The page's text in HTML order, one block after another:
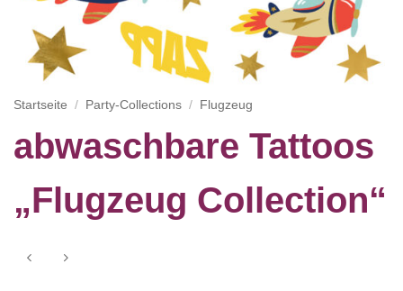
Startseite / Party-Collections / Flugzeug
abwaschbare Tattoos
„Flugzeug Collection“